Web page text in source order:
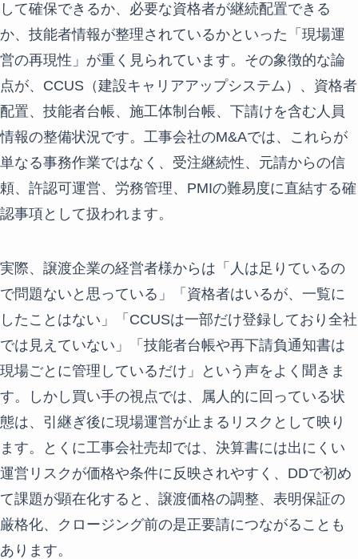
して確保できるか、必要な資格者が継続配置できる
か、技能者情報が整理されているかといった「現場運
営の再現性」が重く見られています。その象徴的な論
点が、CCUS（建設キャリアアップシステム）、資格者
配置、技能者台帳、施工体制台帳、下請けを含む人員
情報の整備状況です。工事会社のM&Aでは、これらが
単なる事務作業ではなく、受注継続性、元請からの信
頼、許認可運営、労務管理、PMIの難易度に直結する確
認事項として扱われます。
実際、譲渡企業の経営者様からは「人は足りているの
で問題ないと思っている」「資格者はいるが、一覧に
したことはない」「CCUSは一部だけ登録しており全社
では見えていない」「技能者台帳や再下請負通知書は
現場ごとに管理しているだけ」という声をよく聞きま
す。しかし買い手の視点では、属人的に回っている状
態は、引継ぎ後に現場運営が止まるリスクとして映り
ます。とくに工事会社売却では、決算書には出にくい
運営リスクが価格や条件に反映されやすく、DDで初め
て課題が顕在化すると、譲渡価格の調整、表明保証の
厳格化、クロージング前の是正要請につながることも
あります。